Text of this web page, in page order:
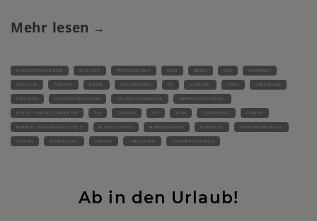
Mehr lesen
BLACKFRIDAYSALE.DE 29.11.2013 PREISSCHLACHT SALE DEALS USA SHOPPING
DOUGLAS TRIUMPH DIESEL ONLINESHOPS HP SAMSUNG SONY GESCHENKE
GROUPON SHOPPINGMARATHON ONLINE-AUSVERKAUF WEIHNACHTEN REISE-
HOTEL- UND FLUGANBIETER TUI CONDOR ITS JAHN TJAEREBORG DORINT
MARRIOT UND RAMADA HOTELS PLANET SPORTS RUNNERS POINT RUNTASTIC SPORTNAHRUNG.AT.
SATURN WEBER GRILL LENOVO 1 MILLIONEN SCHNÄPPCHENJAGD
Ab in den Urlaub!